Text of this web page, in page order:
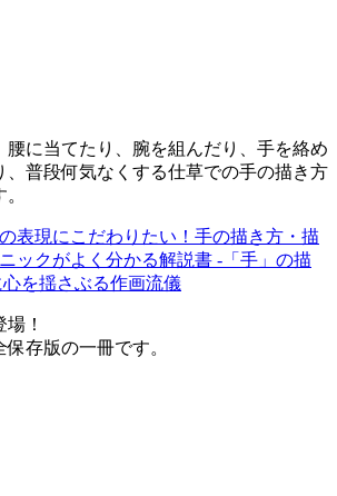
腰に当てたり、腕を組んだり、手を絡め
、普段何気なくする仕草での手の描き方
表現にこだわりたい！手の描き方・描
ックがよく分かる解説書 -「手」の描
を揺さぶる作画流儀
！
存版の一冊です。